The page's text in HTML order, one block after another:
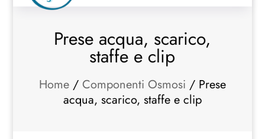
Prese acqua, scarico,
staffe e clip
Home/ Componenti Osmosi / Prese
acqua, scarico, staffe e clip